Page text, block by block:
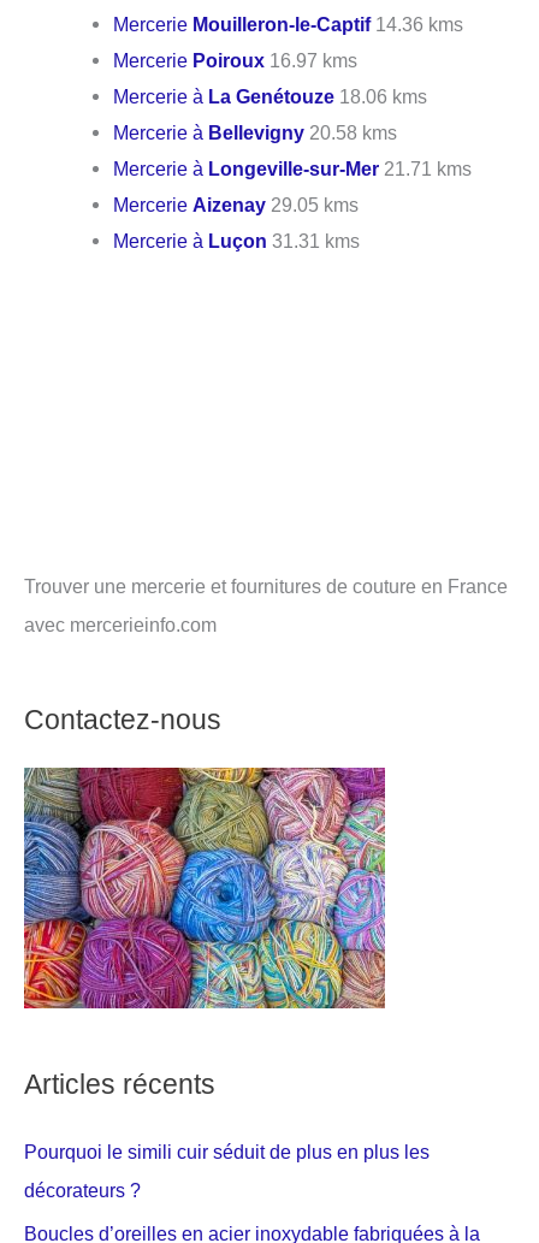
Mercerie Mouilleron-le-Captif14.36 kms
Mercerie Poiroux 16.97 kms
Mercerie à La Genétouze 18.06 kms
Mercerie à Bellevigny 20.58 kms
Mercerie à Longeville-sur-Mer 21.71 kms
MercerieAizenay 29.05 kms
Mercerie à Luçon 31.31 kms
Trouver une mercerie et fournitures de couture en France
avec mercerieinfo.com
Contactez-nous
Articles récents
Pourquoi le simili cuir séduit de plus en plus les
décorateurs ?
Boucles d’oreilles en acier inoxydable fabriquées à la